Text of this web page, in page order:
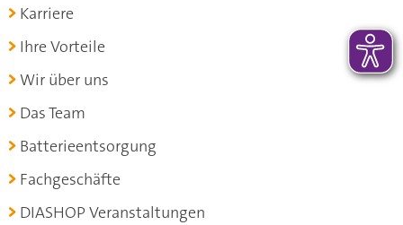
Karriere
Ihre Vorteile
Wir über uns
Das Team
Batterieentsorgung
Fachgeschäfte
DIASHOP Veranstaltungen